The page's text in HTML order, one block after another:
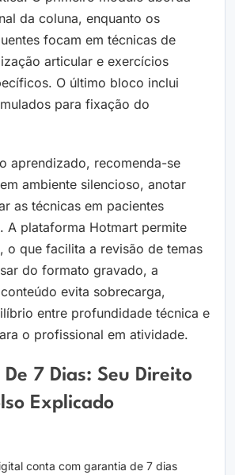
da coluna, enquanto os
focam em técnicas de
articular e exercícios
O último bloco inclui
para fixação do
aprendizado, recomenda-se
ambiente silencioso, anotar
as técnicas em pacientes
A plataforma Hotmart permite
o que facilita a revisão de temas
do formato gravado, a
evita sobrecarga,
entre profundidade técnica e
o profissional em atividade.
7 Dias: Seu Direito
Explicado
conta com garantia de 7 dias